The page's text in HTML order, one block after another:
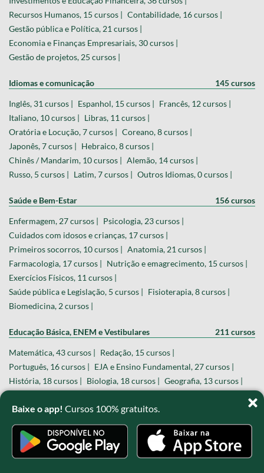
Baixe o app! Cursos 100% gratuitos.
Recursos Humanos, 15 cursos | Contabilidade, 16 cursos |
Gestão pública e Política, 21 cursos |
Economia e Finanças Empresariais, 30 cursos |
Gestão de projetos, 25 cursos |
Idiomas e comunicação 145 cursos
Inglês, 31 cursos | Espanhol, 15 cursos | Francês, 12 cursos |
Italiano, 10 cursos | Libras, 11 cursos |
Oratória e Locução, 7 cursos | Coreano, 8 cursos |
Japonês, 7 cursos | Hebraico, 8 cursos |
Chinês / Mandarim, 10 cursos | Alemão, 14 cursos |
Russo, 5 cursos | Latim, 7 cursos | Outros Idiomas, 0 cursos |
Saúde e Bem-Estar 156 cursos
Enfermagem, 27 cursos | Psicologia, 23 cursos |
Cuidados com idosos e crianças, 17 cursos |
Primeiros socorros, 10 cursos | Anatomia, 21 cursos |
Farmacologia, 17 cursos | Nutrição e emagrecimento, 15 cursos |
Exercícios Físicos, 11 cursos |
Saúde pública e Legislação, 5 cursos | Fisioterapia, 8 cursos |
Biomedicina, 2 cursos |
Educação Básica, ENEM e Vestibulares 211 cursos
Matemática, 43 cursos | Redação, 15 cursos |
Português, 16 cursos | EJA e Ensino Fundamental, 27 cursos |
História, 18 cursos | Biologia, 18 cursos | Geografia, 13 cursos |
Estatística e Probabilidade, 7 cursos | Sociologia, 9 cursos |
Literatura, 7 cursos |
Design, Criatividade e Audiovisual 93 cursos